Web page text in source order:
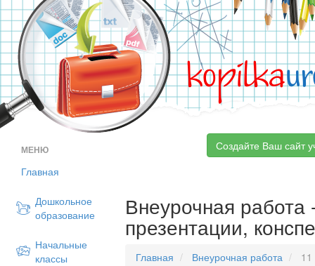
kopilka
МЕНЮ
Главная
Дошкольное
образование
Начальные
классы
Создайте Ваш сайт
Внеурочная работа
презентации,
Главная Внеурочная работа 11